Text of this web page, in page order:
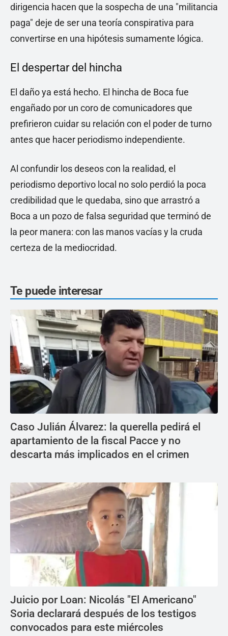
dirigencia hacen que la sospecha de una "militancia
paga" deje de ser una teoría conspirativa para
convertirse en una hipótesis sumamente lógica.
El despertar del hincha
El daño ya está hecho. El hincha de Boca fue
engañado por un coro de comunicadores que
prefirieron cuidar su relación con el poder de turno
antes que hacer periodismo independiente.
Al confundir los deseos con la realidad, el
periodismo deportivo local no solo perdió la poca
credibilidad que le quedaba, sino que arrastró a
Boca a un pozo de falsa seguridad que terminó de
la peor manera: con las manos vacías y la cruda
certeza de la mediocridad.
Te puede interesar
Caso Julián Álvarez: la querella pedirá el
apartamiento de la fiscal Pacce y no
descarta más implicados en el crimen
Juicio por Loan: Nicolás "El Americano"
Soria declarará después de los testigos
convocados para este miércoles